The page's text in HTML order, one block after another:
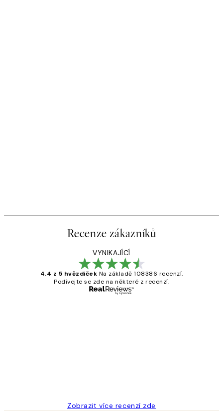
Recenze zákazníků
VYNIKAJÍCÍ
4.4 z 5 hvězdiček Na základě 108386 recenzí.
Podívejte se zde na některé z recenzí.
Zobrazit více recenzí zde